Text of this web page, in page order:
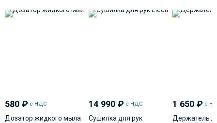
580 ₽ с НДС
Дозатор жидкого мыла
14 990 ₽ с НДС
Сушилка для рук
1 650 ₽ с
Держатель